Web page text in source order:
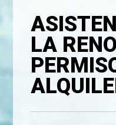
LA